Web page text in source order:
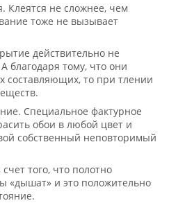
Клеятся не сложнее, чем
тоже не вызывает
действительно не
благодаря тому, что они
составляющих, то при тлении
Специальное фактурное
обои в любой цвет и
собственный неповторимый
того, что полотно
«дышат» и это положительно